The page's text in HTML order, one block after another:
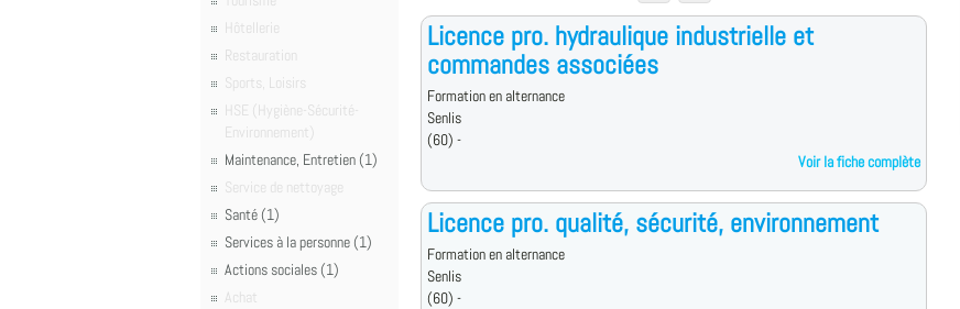
Hôtellerie
Restauration
Sports, Loisirs
HSE (Hygiène-Sécurité-
Environnement)
Maintenance, Entretien (1)
Service de nettoyage
Santé (1)
Services à la personne (1)
Actions sociales (1)
Achat
Licence pro. hydraulique industrielle et
commandes associées
Formation en alternance
Senlis
(60) -
Voir la fiche complète
Licence pro. qualité, sécurité, environnement
Formation en alternance
Senlis
(60) -